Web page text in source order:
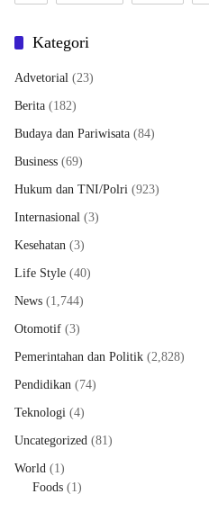
Kategori
Advetorial (23)
Berita (182)
Budaya dan Pariwisata (84)
Business (69)
Hukum dan TNI/Polri (923)
Internasional (3)
Kesehatan (3)
Life Style (40)
News (1,744)
Otomotif (3)
Pemerintahan dan Politik (2,828)
Pendidikan (74)
Teknologi (4)
Uncategorized (81)
World (1)
Foods (1)